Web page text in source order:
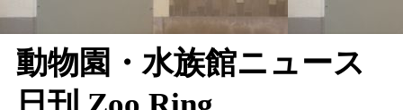
動物園・水族館ニュース